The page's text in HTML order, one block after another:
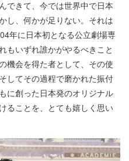
できて、今では世界中で日本
し、何かが足りない。それは
年に日本初となる公立劇場専
もいずれ誰かがやるべきこと
機会を得た者として、その使
してその過程で磨かれた振付
に創った日本発のオリジナル
ることを、とても嬉しく思い